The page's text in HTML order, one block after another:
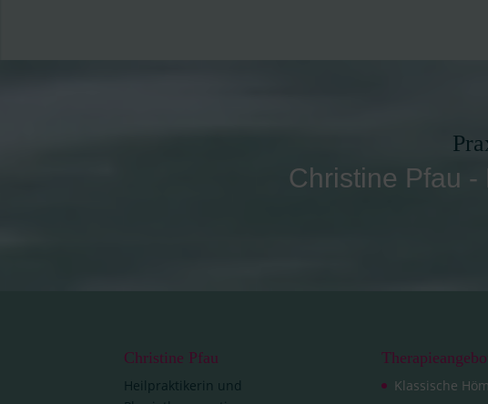
Christine Pfau
Christine Pfau
Heilpraktikerin und
Klassische